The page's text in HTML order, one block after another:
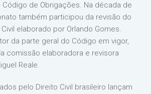
de Obrigações. Na década de
também participou da revisão do
elaborado por Orlando Gomes.
da parte geral do Código em vigor,
comissão elaboradora e revisora
Reale.
pelo Direito Civil brasileiro lançam